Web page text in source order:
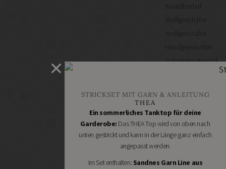
Bastelbedarf
Stoffgeschäfte
Wollgeschäfte
Handgemachtes
Schneidereibedarf
Handarbeitszubehör
Online
Shops
Schmuckzubehör
Nähmaschinen
STRICKSET MIT GARN & ANLEITUNG
THEA
Ein sommerliches Tanktop für deine
Garderobe: Das THEA Top wird von oben nach
unten gestrickt und kann in der Länge ganz einfach
angepasst werden.
Im Set enthalten: Sandnes Garn Line aus